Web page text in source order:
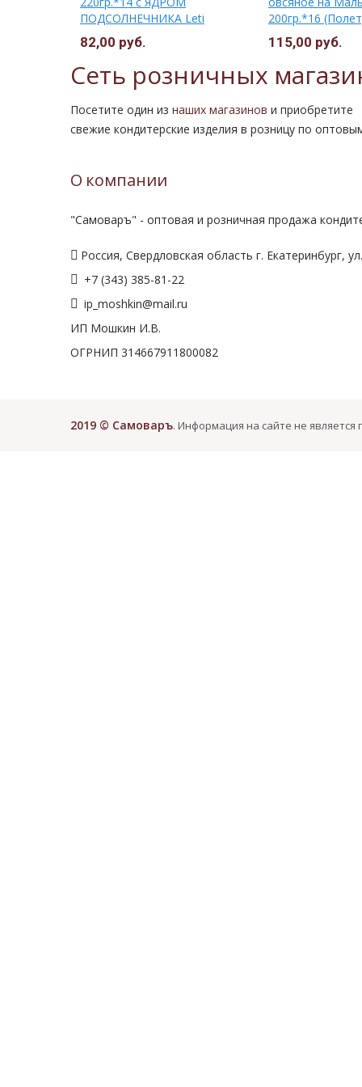
ПОДСОЛНЕЧНИКА Leti
Гороховецкое
82,00 руб.
200гр.*16
115,00 руб.
Сеть розничных
Посетите один из наших магазинов и приобретите
свежие кондитерские изделия в розницу по
О компании
"Самоваръ" - оптовая и розничная продажа
Россия, Свердловская область г. Екатеринбург,
+7 (343) 385-81-22
ip_moshkin@mail.ru
ИП Мошкин И.В.
ОГРНИП 314667911800082
2019 © Самоваръ. Информация на сайте не является